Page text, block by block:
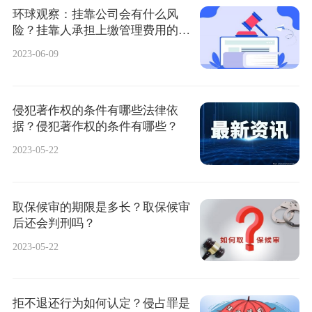
环球观察：挂靠公司会有什么风
险？挂靠人承担上缴管理费用的义
2023-06-09
侵犯著作权的条件有哪些法律依
据？侵犯著作权的条件有哪些？
2023-05-22
取保候审的期限是多长？取保候审
后还会判刑吗？
2023-05-22
拒不退还行为如何认定？侵占罪是